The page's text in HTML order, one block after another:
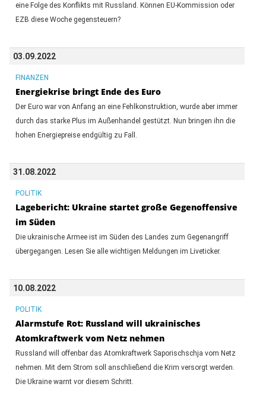
eine Folge des Konflikts mit Russland. Können EU-Kommission oder
EZB diese Woche gegensteuern?
03.09.2022
FINANZEN
Energiekrise bringt Ende des Euro
Der Euro war von Anfang an eine Fehlkonstruktion, wurde aber immer
durch das starke Plus im Außenhandel gestützt. Nun bringen ihn die
hohen Energiepreise endgültig zu Fall.
31.08.2022
POLITIK
Lagebericht: Ukraine startet große Gegenoffensive
im Süden
Die ukrainische Armee ist im Süden des Landes zum Gegenangriff
übergegangen. Lesen Sie alle wichtigen Meldungen im Liveticker.
10.08.2022
POLITIK
Alarmstufe Rot: Russland will ukrainisches
Atomkraftwerk vom Netz nehmen
Russland will offenbar das Atomkraftwerk Saporischschja vom Netz
nehmen. Mit dem Strom soll anschließend die Krim versorgt werden.
Die Ukraine warnt vor diesem Schritt.